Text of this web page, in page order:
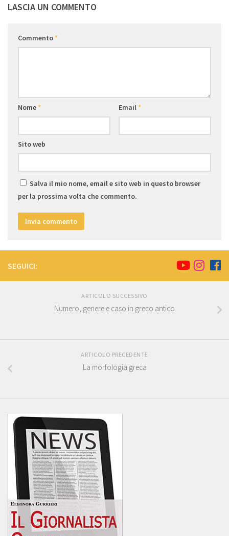
LASCIA UN COMMENTO
Commento*
Nome* Email*
Sito web
Salva il mio nome, email e sito web in questo browser
per la prossima volta che commento.
SEGUICI:
ARTICOLO SUCCESSIVO
Numero, genere e caso in greco antico
ARTICOLO PRECEDENTE
La morfologia greca